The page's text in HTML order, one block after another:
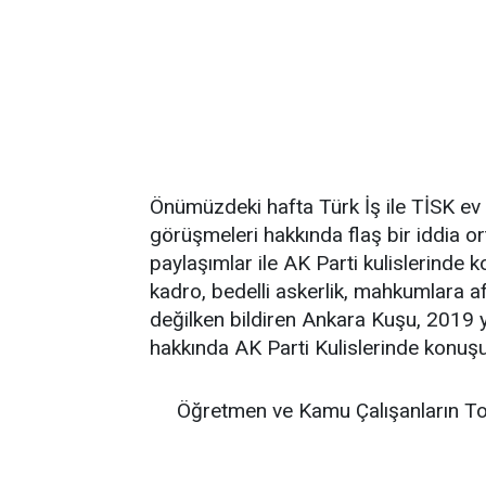
Önümüzdeki hafta Türk İş ile TİSK
görüşmeleri hakkında flaş bir iddia
paylaşımlar ile AK Parti kulislerinde
kadro, bedelli askerlik, mahkumlara
değilken bildiren Ankara Kuşu, 2019
hakkında AK Parti Kulislerinde
Öğretmen ve Kamu Çalışanların